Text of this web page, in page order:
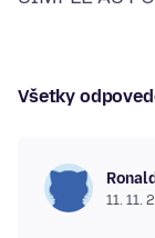
Všetky
11. 11.